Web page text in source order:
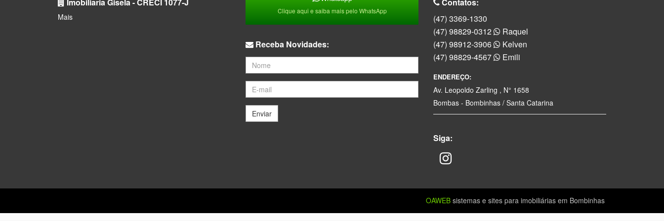
Mais
Clique aqui e saiba mais pelo WhatsApp
Receba Novidades:
Enviar
(47) 3369-1330
(47) 98829-0312
Raquel
(47) 98912-3906
Kelven
(47) 98829-4567
Emili
ENDEREÇO:
Av. Leopoldo Zarling , N° 1658
Bombas - Bombinhas / Santa Catarina
Siga:
OAWEB sistemas e sites para imobiliárias em Bombinhas